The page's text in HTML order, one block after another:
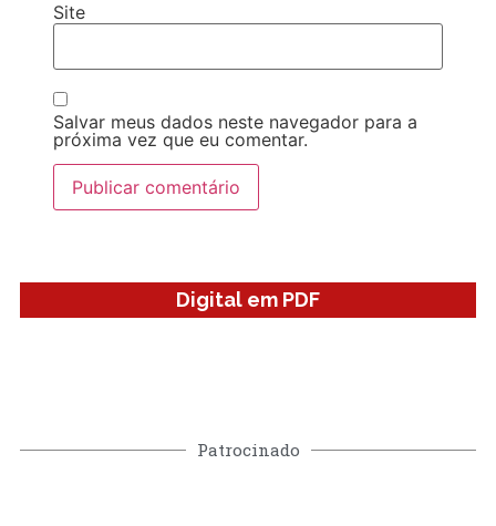
Site
Salvar meus dados neste navegador para a
próxima vez que eu comentar.
Digital em PDF
Patrocinado